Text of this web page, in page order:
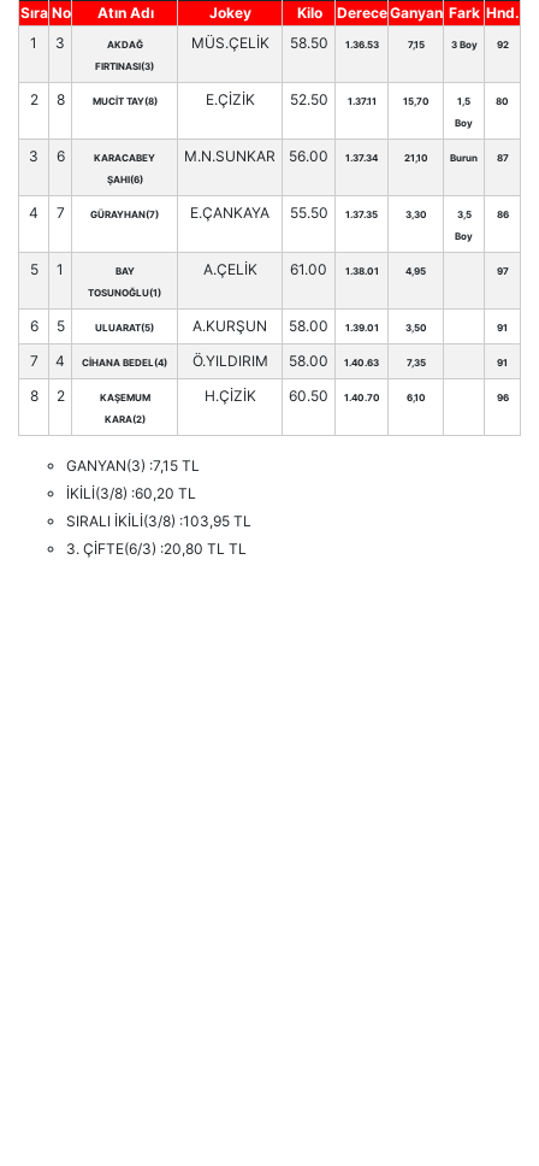
Sıra No Atın Adı Jokey Kilo DereceGanyan Fark Hnd.
1
3
AKDAĞ
FIRTINASI(3)
MÜS.ÇELİK 58.50 1.36.53 7,15 3 Boy 92
2 8 MUCİT TAY(8) E.ÇİZİK 52.50 1.37.11 15,70
1,5
Boy
80
3 6
KARACABEY
ŞAHI(6)
M.N.SUNKAR 56.00 1.37.34 21,10 Burun 87
4 7 GÜRAYHAN(7) E.ÇANKAYA 55.50 1.37.35 3,30
3,5
Boy
86
5 1
BAY
TOSUNOĞLU(1)
A.ÇELİK 61.00 1.38.01 4,95 97
6 5 ULUARAT(5) A.KURŞUN 58.00 1.39.01 3,50 91
7 4 CİHANA BEDEL(4) Ö.YILDIRIM 58.00 1.40.63 7,35 91
8 2
KAŞEMUM
KARA(2)
H.ÇİZİK 60.50 1.40.70 6,10 96
GANYAN(3) :7,15 TL
İKİLİ(3/8) :60,20 TL
SIRALI İKİLİ(3/8) :103,95 TL
3. ÇİFTE(6/3) :20,80 TL TL